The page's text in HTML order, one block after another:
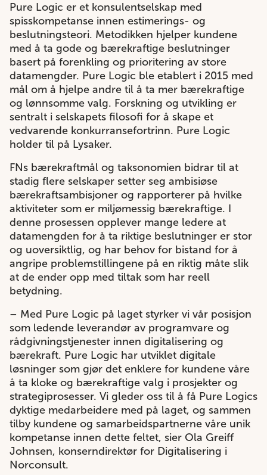
Pure Logic er et konsulentselskap med
spisskompetanse innen estimerings- og
beslutningsteori. Metodikken hjelper kundene
med å ta gode og bærekraftige beslutninger
basert på forenkling og prioritering av store
datamengder. Pure Logic ble etablert i 2015 med
mål om å hjelpe andre til å ta mer bærekraftige
og lønnsomme valg. Forskning og utvikling er
sentralt i selskapets filosofi for å skape et
vedvarende konkurransefortrinn. Pure Logic
holder til på Lysaker.
FNs bærekraftmål og taksonomien bidrar til at
stadig flere selskaper setter seg ambisiøse
bærekraftsambisjoner og rapporterer på hvilke
aktiviteter som er miljømessig bærekraftige. I
denne prosessen opplever mange ledere at
datamengden for å ta riktige beslutninger er stor
og uoversiktlig, og har behov for bistand for å
angripe problemstillingene på en riktig måte slik
at de ender opp med tiltak som har reell
betydning.
– Med Pure Logic på laget styrker vi vår posisjon
som ledende leverandør av programvare og
rådgivningstjenester innen digitalisering og
bærekraft. Pure Logic har utviklet digitale
løsninger som gjør det enklere for kundene våre
å ta kloke og bærekraftige valg i prosjekter og
strategiprosesser. Vi gleder oss til å få Pure Logics
dyktige medarbeidere med på laget, og sammen
tilby kundene og samarbeidspartnerne våre unik
kompetanse innen dette feltet, sier Ola Greiff
Johnsen, konserndirektør for Digitalisering i
Norconsult.